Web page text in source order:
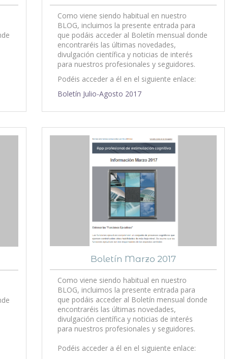
Como viene siendo habitual en nuestro
BLOG, incluimos la presente entrada para
que podáis acceder al Boletín mensual donde
encontraréis las últimas novedades,
divulgación científica y noticias de interés
para nuestros profesionales y seguidores.
Podéis acceder a él en el siguiente enlace:
Boletín Julio-Agosto 2017
Boletín Marzo 2017
Como viene siendo habitual en nuestro
BLOG, incluimos la presente entrada para
que podáis acceder al Boletín mensual donde
encontraréis las últimas novedades,
divulgación científica y noticias de interés
para nuestros profesionales y seguidores.
Podéis acceder a él en el siguiente enlace: